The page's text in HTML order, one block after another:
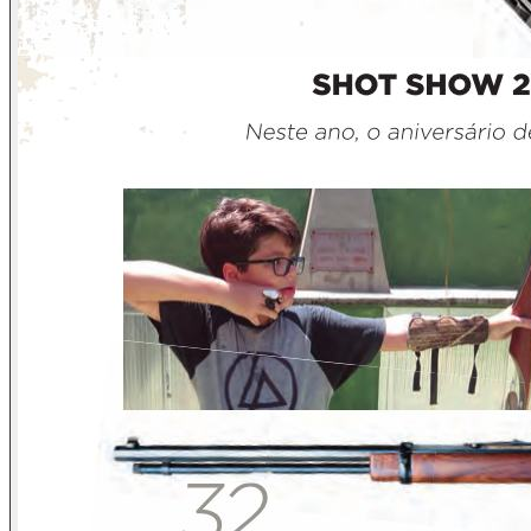
E é hora de regar e adubar sementes de heróis de verdade,
simplesmente valorizando, aplaudindo e "viralizando"
atitudes normais de homens normais e honestos, evitando
excessos e acessos. Evitando enxergar herói em quem não
o seja, evitando igualmente a aniquilação de quem esteja só
muito mal informado.
disso tudo. Muito difícil a têmpera desse aço. Se muito duro,
o aço quebra e, se muito mole, entorta e também não cumpre
No fundo, sem se deixar fazer proselitismo, bom
entendimento nasce do conversar com os mais jovens,
desinformados por pouca estrada, e do conversar com os
mais limitados e inocentes, às vezes mais velhos,
desinformados por pouco estudo ou extemporânea